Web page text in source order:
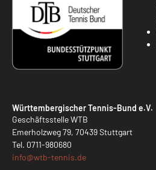
Württembergischer Tennis-Bund e.V.
Geschäftsstelle WTB
Emerholzweg 79, 70439 Stuttgart
Tel. 0711-980680
info@wtb-tennis.de